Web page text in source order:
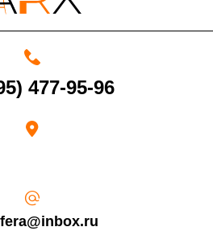
дней (срок зависит от банка, который
477-95-96